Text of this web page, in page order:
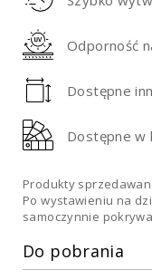
Odporność
Dostępne
Dostępne w
Produkty
Po wystawieniu na
samoczynnie
Do pobrania